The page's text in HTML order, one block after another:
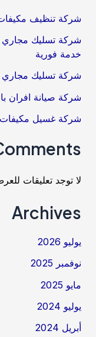
شركة تنظيف
خدمة فورية
شركة تسليك مجاري بجدة 0545715016
شركة صيانة افران بالدمام
شركة غسيل مكيفات بالدمام
لا توجد تعليقات
Archives
يوليو 2026
نوفمبر 2025
مايو 2025
يوليو 2024
أبريل 2024